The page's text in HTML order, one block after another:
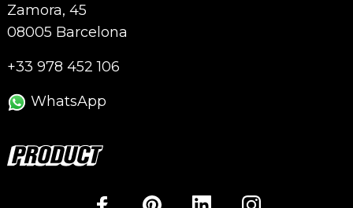
Zamora, 45
08005 Barcelona
+33 978 452 106
WhatsApp